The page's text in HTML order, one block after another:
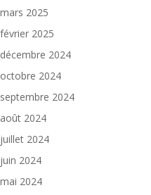
mars 2025
février 2025
décembre 2024
octobre 2024
septembre 2024
août 2024
juillet 2024
juin 2024
mai 2024